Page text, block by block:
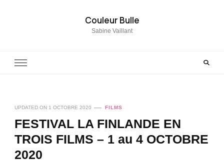
Couleur Bulle
Sabine Vaillant
UPDATED ON 1 OCTOBRE 2020 FILMS
FESTIVAL LA FINLANDE EN
TROIS FILMS – 1 au 4 OCTOBRE
2020